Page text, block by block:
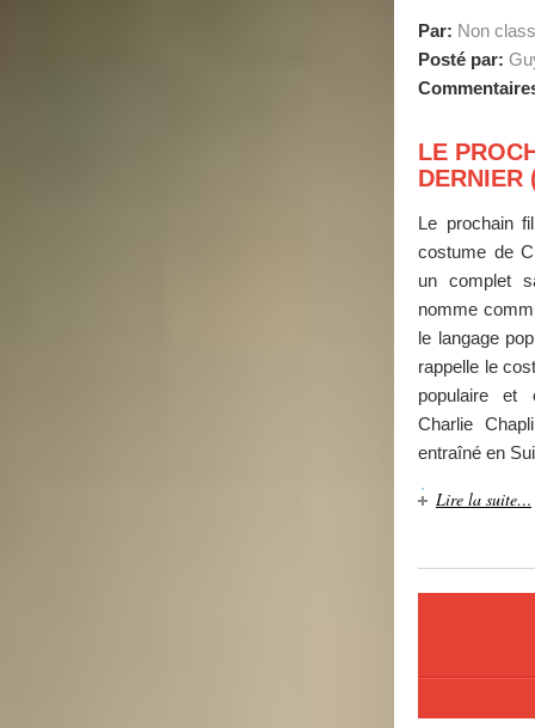
Par: Non
Posté par:
LE
DERNIER
Le prochain
costume de
un complet
nomme
le langage
rappelle le
populaire et
Charlie
entraîné en
Lire la suite…